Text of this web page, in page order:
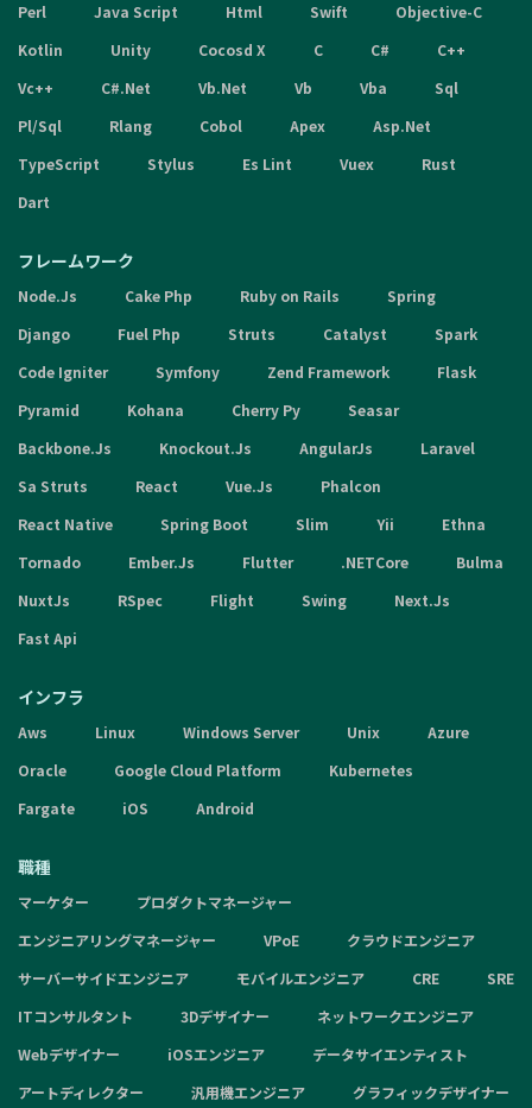
Perl
Java Script Html Swift
Objective-C
Kotlin
Unity Cocosd X C C#
C++
Vc++
C#.Net Vb.Net Vb Vba
Sql
Pl/Sql
Rlang Cobol Apex
Asp.Net
TypeScript
Stylus Es Lint Vuex
Rust
Dart
フレームワーク
Node.Js Cake Php Ruby on Rails
Spring
Django
Fuel Php Struts Catalyst
Spark
Code Igniter
Symfony Zend Framework
Flask
Pyramid
Kohana Cherry Py
Seasar
Backbone.Js
Knockout.Js AngularJs
Laravel
Sa Struts
React Vue.Js
Phalcon
React Native
Spring Boot Slim Yii
Ethna
Tornado
Ember.Js Flutter .NETCore
Bulma
NuxtJs
RSpec Flight Swing
Next.Js
Fast Api
インフラ
Aws Linux Windows Server Unix
Azure
Oracle
Google Cloud Platform
Kubernetes
Fargate
iOS Android
職種
マーケター
プロダクトマネージャー
エンジニアリングマネージャー
VPoE
クラウドエンジニア
サーバーサイドエンジニア
モバイルエンジニア CRE
SRE
ITコンサルタント
3Dデザイナー
ネットワークエンジニア
Webデザイナー
iOSエンジニア
データサイエンティスト
アートディレクター
汎用機エンジニア グラフィックデザイナー